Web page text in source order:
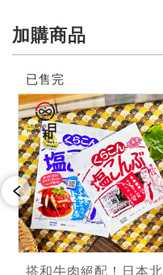
加購商品
已售完
搭和牛肉絕配！日本北